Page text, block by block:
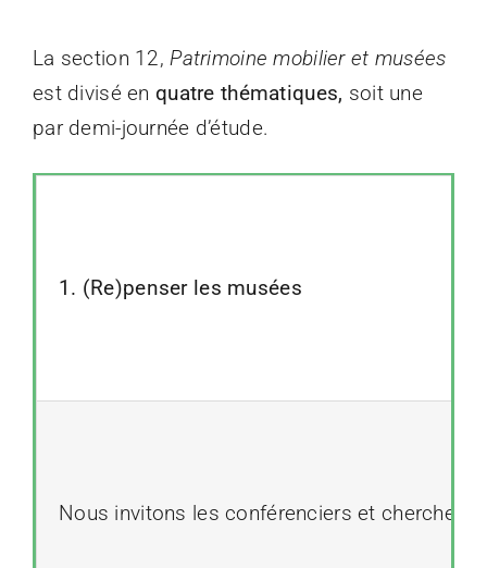
La section 12,Patrimoine mobilier et musées
est divisé en quatre thématiques, soit une
par demi-journée d’étude.
1. (Re)penser les musées
Nous invitons les conférenciers et